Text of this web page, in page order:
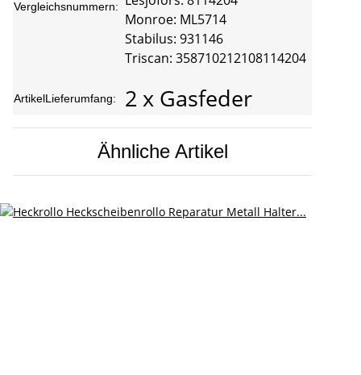
Vergleichsnummern:
Monroe: ML5714
Stabilus: 931146
Triscan: 358710212108114204
ArtikelLieferumfang: 2 x Gasfeder
Ähnliche Artikel